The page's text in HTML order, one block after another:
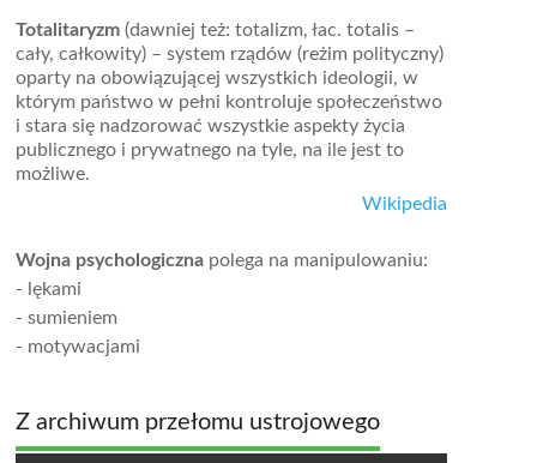
Totalitaryzm (dawniej też: totalizm, łac. totalis –
cały, całkowity) – system rządów (reżim polityczny)
oparty na obowiązującej wszystkich ideologii, w
którym państwo w pełni kontroluje społeczeństwo
i stara się nadzorować wszystkie aspekty życia
publicznego i prywatnego na tyle, na ile jest to
możliwe.
Wikipedia
Wojna psychologiczna polega na manipulowaniu:
- lękami
- sumieniem
- motywacjami
Z archiwum przełomu ustrojowego